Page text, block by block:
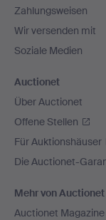
Zahlungsweisen
Wir versenden mit
Soziale Medien
Auctionet
Über Auctionet
Offene Stellen
Für Auktionshäuser
Die Auctionet-
Mehr von Auctionet
Auctionet Magazine